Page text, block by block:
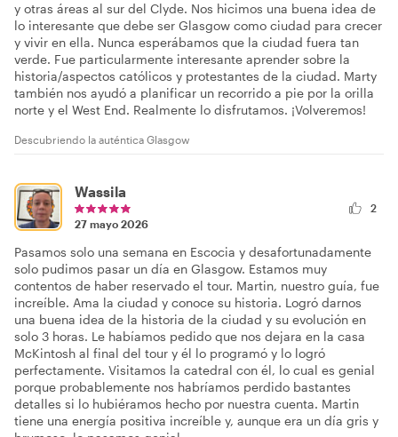
y otras áreas al sur del Clyde. Nos hicimos una buena idea de
lo interesante que debe ser Glasgow como ciudad para crecer
y vivir en ella. Nunca esperábamos que la ciudad fuera tan
verde. Fue particularmente interesante aprender sobre la
historia/aspectos católicos y protestantes de la ciudad. Marty
también nos ayudó a planificar un recorrido a pie por la orilla
norte y el West End. Realmente lo disfrutamos. ¡Volveremos!
Descubriendo la auténtica Glasgow
Wassila
27 mayo 2026
2
Pasamos solo una semana en Escocia y desafortunadamente
solo pudimos pasar un día en Glasgow. Estamos muy
contentos de haber reservado el tour. Martin, nuestro guía, fue
increíble. Ama la ciudad y conoce su historia. Logró darnos
una buena idea de la historia de la ciudad y su evolución en
solo 3 horas. Le habíamos pedido que nos dejara en la casa
McKintosh al final del tour y él lo programó y lo logró
perfectamente. Visitamos la catedral con él, lo cual es genial
porque probablemente nos habríamos perdido bastantes
detalles si lo hubiéramos hecho por nuestra cuenta. Martin
tiene una energía positiva increíble y, aunque era un día gris y